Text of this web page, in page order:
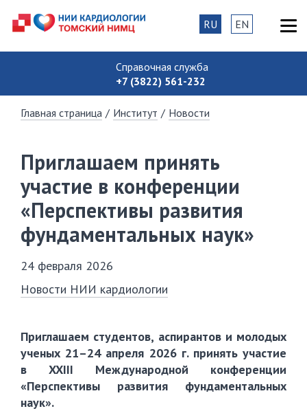
Справочная служба
+7 (3822) 561-232
RU EN
Главная страница / Институт / Новости
Приглашаем принять
участие в конференции
«Перспективы развития
фундаментальных наук»
24 февраля 2026
Новости НИИ кардиологии
Приглашаем студентов, аспирантов и молодых
ученых 21–24 апреля 2026 г. принять участие
в XXIII Международной конференции
«Перспективы развития фундаментальных
наук».